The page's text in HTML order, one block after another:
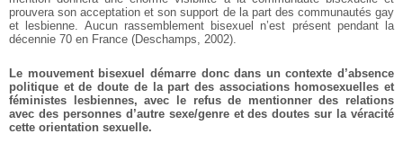
prouvera son acceptation et son support de la part des communautés gay
et lesbienne. Aucunrassemblement bisexuel n’est présent pendant la
décennie 70 en France (Deschamps, 2002).
Le mouvement bisexuel démarre donc dans uncontexte d’absence
politique et de doute de la part desassociations homosexuelles et
féministes lesbiennes, avec le refus de mentionner des relations
avec des personnesd’autre sexe/genre et des doutes sur la véracité
cette orientation sexuelle.